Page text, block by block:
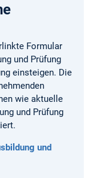
Formular
und Prüfung
einsteigen. Die
wie aktuelle
und Prüfung
und